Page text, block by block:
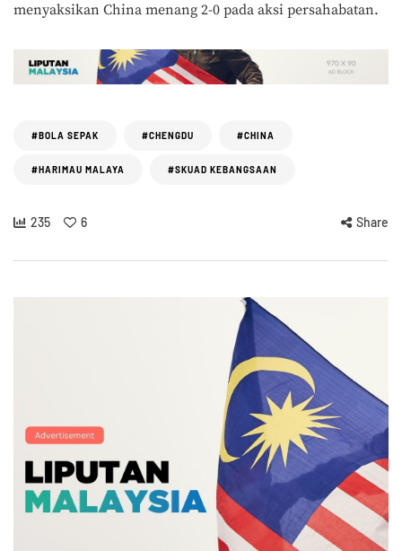
menyaksikan China menang 2-0 pada aksi persahabatan.
#BOLA SEPAK #CHENGDU #CHINA
#HARIMAU MALAYA #SKUAD KEBANGSAAN
235 6 Share